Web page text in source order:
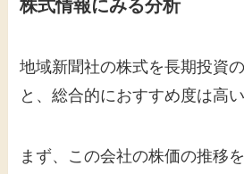
株式情報にみる分析
地域新聞社の株式を長期投資
と、総合的におすすめ度は高
まず、この会社の株価の推移